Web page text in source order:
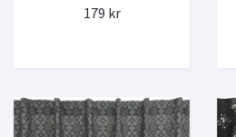
179 kr